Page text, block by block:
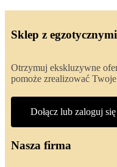
Sklep z
Otrzymuj ekskluzywne
pomoże zrealizować
Dołącz lub zaloguj się
Nasza firma